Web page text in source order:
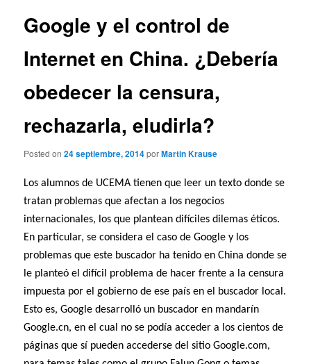
Google y el control de
Internet en China. ¿Debería
obedecer la censura,
rechazarla, eludirla?
Posted on24 septiembre, 2014porMartin Krause
Los alumnos de UCEMA tienen que leer un texto donde se
tratan problemas que afectan a los negocios
internacionales, los que plantean difíciles dilemas éticos.
En particular, se considera el caso de Google y los
problemas que este buscador ha tenido en China donde se
le planteó el difícil problema de hacer frente a la censura
impuesta por el gobierno de ese país en el buscador local.
Esto es, Google desarrolló un buscador en mandarín
Google.cn, en el cual no se podía acceder a los cientos de
páginas que sí pueden accederse del sitio Google.com,